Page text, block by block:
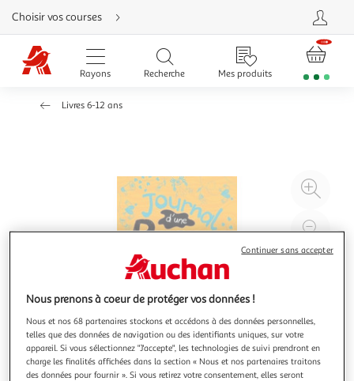
Aller
directement
au
contenu
Aller
directement
Aller
Choisir vos courses
Rayons Recherche Mes produits
Livres 6-12 ans
à
Nous prenons à coeur de protéger vos données !
Nous et nos 68 partenaires stockons et accédons à des données personnelles,
telles que des données de navigation ou des identifiants uniques, sur votre
appareil. Si vous sélectionnez "J'accepte", les technologies de suivi prendront en
charge les finalités affichées dans la section « Nous et nos partenaires traitons
des données pour fournir ». Si vous retirez votre consentement, elles seront
Continuer sans accepter